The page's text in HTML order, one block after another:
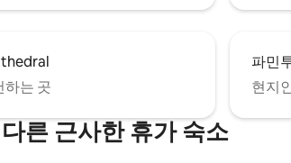
하는 곳
파민
현지
른 근사한 휴가 숙소